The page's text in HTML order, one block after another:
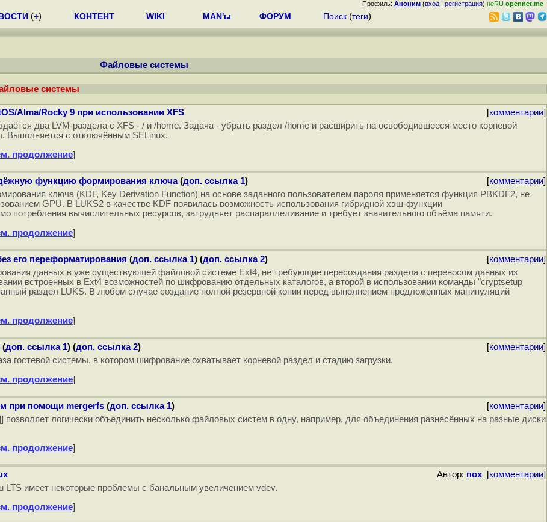
Профиль: Аноним (вход | регистрация) неRU opennet.me
(+) КОНТЕНТ WIKI MAN'ы ФОРУМ Поиск (теги)
Файловые системы
системы
Alma/Rocky 9 при использовании XFS [комментарии]
два LVM-раздела с XFS - / и /home. Задача - убрать раздел /home и расширить на освободившееся место корневой
Выполняется с отключённым SELinux.
продолжение]
функцию формирования ключа(доп. ссылка 1) [комментарии]
ключа (KDF, Key Derivation Function) на основе заданного пользователем пароля применяется функция PBKDF2, не
GPU. В LUKS2 в качестве KDF появилась возможность использования гибридной хэш-функции
потребления вычислительных ресурсов, затрудняет распараллеливание и требует значительного объёма памяти.
продолжение]
его переформатирования (доп. ссылка 1) (доп. ссылка 2) [комментарии]
данных в уже существующей файловой системе Ext4, не требующие пересоздания раздела с переносом данных из
встроенных в Ext4 возможностей по шифрованию отдельных каталогов, а второй в использовании команды "cryptsetup
раздел LUKS. В любом случае создание полной резервной копии перед выполнением предложенных манипуляций
продолжение]
(доп. ссылка 1) (доп. ссылка 2) [комментарии]
гостевой системы, в котором шифрование охватывает корневой раздел и стадию загрузки.
продолжение]
при помощи mergerfs (доп. ссылка 1) [комментарии]
логически объединить несколько файловых систем в одну, например, для объединения разнесённых на разные диски
продолжение]
Автор: пох [комментарии]
LTS имеет некоторые проблемы с банальным увеличением vdev.
продолжение]